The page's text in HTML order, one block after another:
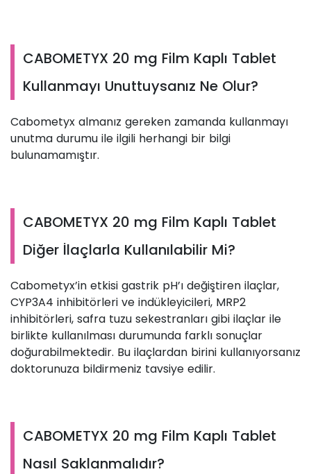
CABOMETYX 20 mg Film Kaplı Tablet
Kullanmayı Unuttuysanız Ne Olur?
Cabometyx almanız gereken zamanda kullanmayı
unutma durumu ile ilgili herhangi bir bilgi
bulunamamıştır.
CABOMETYX 20 mg Film Kaplı Tablet
Diğer İlaçlarla Kullanılabilir Mi?
Cabometyx’in etkisi gastrik pH’ı değiştiren ilaçlar,
CYP3A4 inhibitörleri ve indükleyicileri, MRP2
inhibitörleri, safra tuzu sekestranları gibi ilaçlar ile
birlikte kullanılması durumunda farklı sonuçlar
doğurabilmektedir. Bu ilaçlardan birini kullanıyorsanız
doktorunuza bildirmeniz tavsiye edilir.
CABOMETYX 20 mg Film Kaplı Tablet
Nasıl Saklanmalıdır?